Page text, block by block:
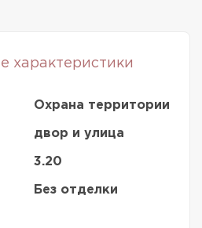
характеристики
Охрана территории
двор и улица
3.20
Без отделки